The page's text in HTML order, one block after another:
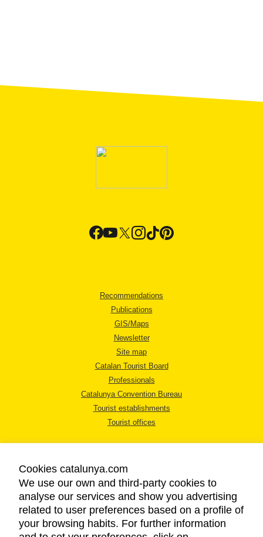
Recommendations
Publications
GIS/Maps
Newsletter
Site map
Catalan Tourist Board
Professionals
Catalunya Convention Bureau
Tourist establishments
Tourist offices
LEGAL NOTICE
PRIVACY POLICY
COOKIES POLICY
Cookies catalunya.com
We use our own and third-party cookies to
analyse our services and show you advertising
related to user preferences based on a profile of
your browsing habits. For further information